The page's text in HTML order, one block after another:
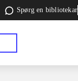
Spørg en bibliotekar